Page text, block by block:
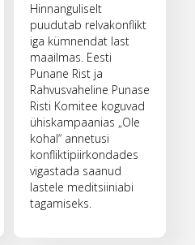
Hinnanguliselt
puudutab relvakonflikt
iga kümnendat last
maailmas. Eesti
Punane Rist ja
Rahvusvaheline Punase
Risti Komitee koguvad
ühiskampaanias „Ole
kohal“ annetusi
konfliktipiirkondades
vigastada saanud
lastele meditsiiniabi
tagamiseks.